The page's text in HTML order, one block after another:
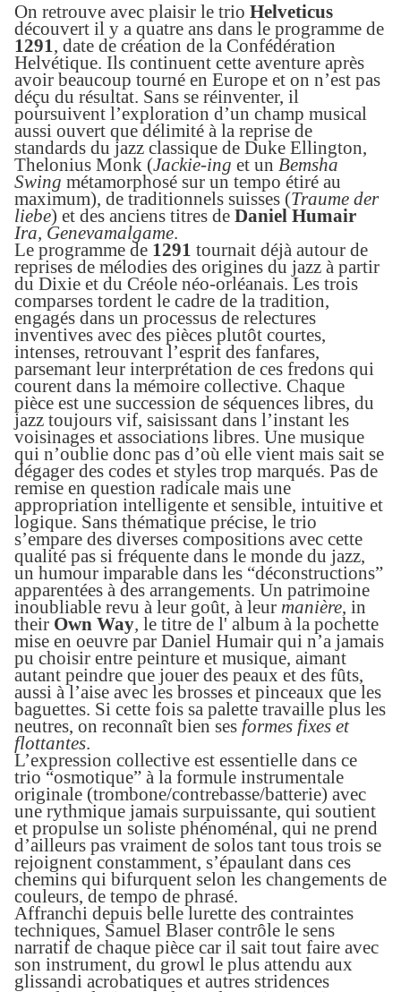
On retrouve avec plaisir le trio Helveticus
découvert il y a quatre ans dans le programme de
1291, date de création de la Confédération
Helvétique. Ils continuent cette aventure après
avoir beaucoup tourné en Europe et on n’est pas
déçu du résultat. Sans se réinventer, il
poursuivent l’exploration d’un champ musical
aussi ouvert que délimité à la reprise de
standards du jazz classique de Duke Ellington,
Thelonius Monk (Jackie-ing et un Bemsha
Swing métamorphosé sur un tempo étiré au
maximum), de traditionnels suisses (Traume der
liebe) et des anciens titres de Daniel Humair
Ira, Genevamalgame.
Le programme de 1291 tournait déjà autour de
reprises de mélodies des origines du jazz à partir
du Dixie et du Créole néo-orléanais.Les trois
comparses tordent le cadre de la tradition,
engagés dans un processus de relectures
inventives avec des pièces plutôt courtes,
intenses, retrouvant l’esprit des fanfares,
parsemant leur interprétation de ces fredons qui
courent dans la mémoire collective. Chaque
pièce est une succession de séquences libres, du
jazz toujours vif, saisissant dans l’instant les
voisinages et associations libres. Une musique
qui n’oublie donc pas d’où elle vient mais sait se
dégager des codes et styles trop marqués. Pas de
remise en question radicale mais une
appropriation intelligente et sensible, intuitive et
logique. Sans thématique précise, le trio
s’empare des diverses compositions avec cette
qualité pas si fréquente dans le monde du jazz,
un humour imparable dans les “déconstructions”
apparentées à des arrangements. Un patrimoine
inoubliable revu à leur goût, à leur manière, in
their Own Way, le titre de l' album à la pochette
mise en oeuvre par Daniel Humair qui n’a jamais
pu choisir entre peinture et musique, aimant
autant peindre que jouer des peaux et des fûts,
aussi à l’aise avec les brosses et pinceaux que les
baguettes. Si cette fois sa palettetravaille plus les
neutres, on reconnaît bien ses formes fixes et
flottantes.
L’expression collective est essentielle dans ce
trio “osmotique” à la formule instrumentale
originale (trombone/contrebasse/batterie) avec
une rythmique jamais surpuissante, qui soutient
et propulse un soliste phénoménal, qui ne prend
d’ailleurs pas vraiment de solos tanttous trois se
rejoignentconstamment, s’épaulant dans ces
chemins qui bifurquent selon les changements de
couleurs, de tempo de phrasé.
Affranchi depuis belle lurette des contraintes
techniques, Samuel Blaser contrôle le sens
narratif de chaque pièce car il sait tout faire avec
son instrument, du growl le plus attendu aux
glissandi acrobatiques et autres stridences